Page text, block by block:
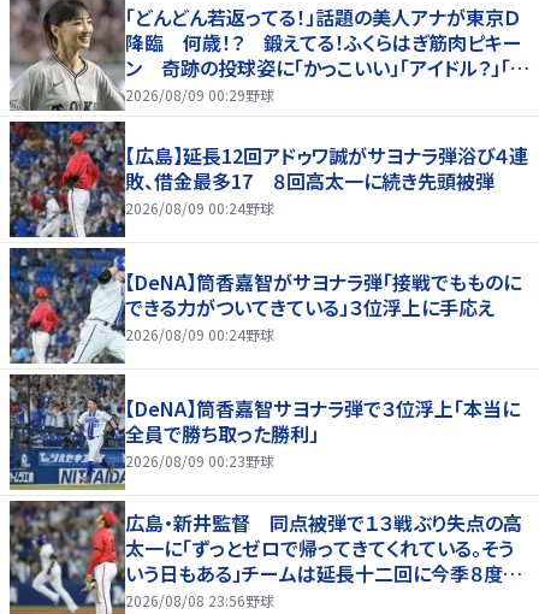
「どんどん若返ってる！」話題の美人アナが東京Ｄ
降臨 何歳！？ 鍛えてる！ふくらはぎ筋肉ピキー
ン 奇跡の投球姿に「かっこいい」「アイドル？」「女
神」
2026/08/09 00:29野球
【広島】延長12回アドゥワ誠がサヨナラ弾浴び４連
敗、借金最多17 ８回高太一に続き先頭被弾
2026/08/09 00:24野球
【DeNA】筒香嘉智がサヨナラ弾「接戦でもものに
できる力がついてきている」３位浮上に手応え
2026/08/09 00:24野球
【DeNA】筒香嘉智サヨナラ弾で３位浮上「本当に
全員で勝ち取った勝利」
2026/08/09 00:23野球
広島・新井監督 同点被弾で１３戦ぶり失点の高
太一に「ずっとゼロで帰ってきてくれている。そう
いう日もある」チームは延長十二回に今季８度目
サヨナラ負け
2026/08/08 23:56野球